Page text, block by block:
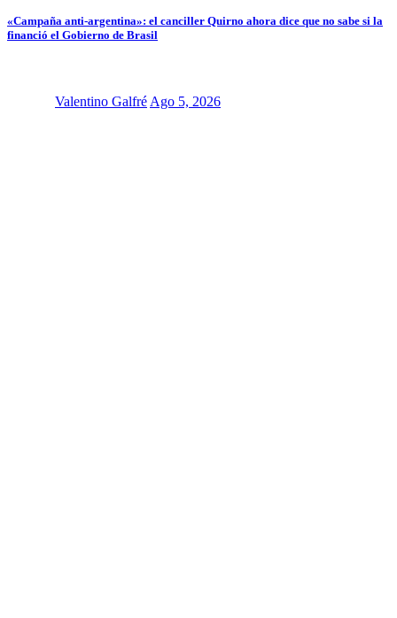
«Campaña anti-argentina»: el canciller Quirno ahora dice que no sabe si la
financió el Gobierno de Brasil
Valentino Galfré Ago 5, 2026